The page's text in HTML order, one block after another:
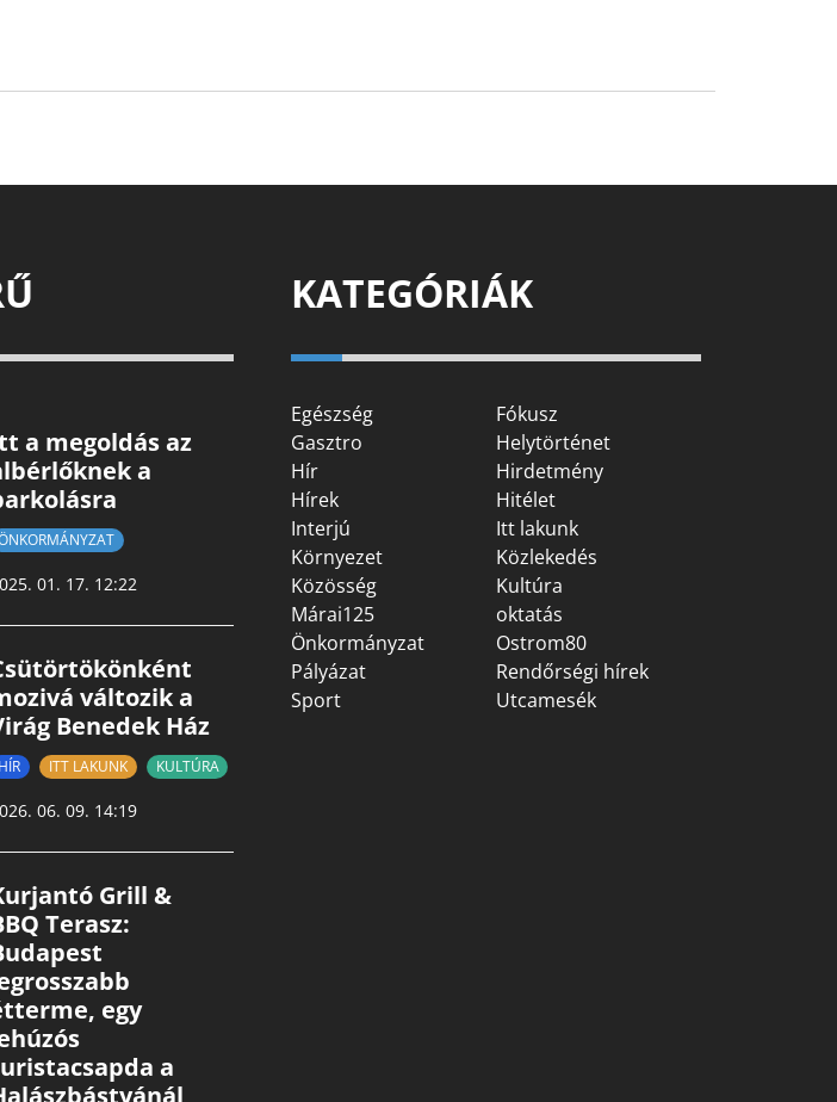
a megoldás az
a
01. 17. 12:22
változik a
Benedek Ház
HÍR ITT LAKUNK KULTÚRA
06. 09. 14:19
Grill &
Terasz:
egy
a
KATEGÓRIÁK
Egészség
Fókusz
Gasztro
Helytörténet
Hír
Hirdetmény
Hírek
Hitélet
Interjú
Itt lakunk
Környezet
Közlekedés
Közösség
Kultúra
Márai125
oktatás
Önkormányzat
Ostrom80
Pályázat
Rendőrségi hírek
Sport
Utcamesék